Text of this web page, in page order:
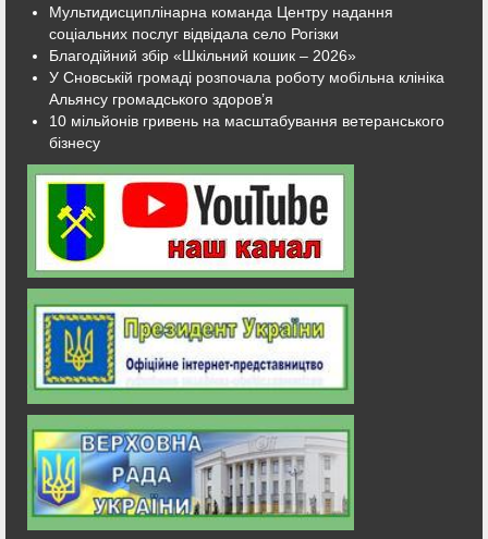
Мультидисциплінарна команда Центру надання
соціальних послуг відвідала село Рогізки
Благодійний збір «Шкільний кошик – 2026»
У Сновській громаді розпочала роботу мобільна клініка
Альянсу громадського здоров’я
10 мільйонів гривень на масштабування ветеранського
бізнесу